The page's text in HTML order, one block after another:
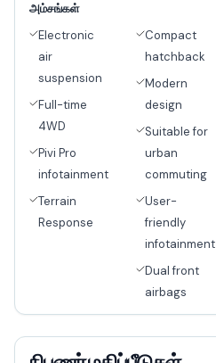
அம்சங்கள்
Electronic
air
suspension
Full-time
4WD
Pivi Pro
infotainment
Terrain
Response
Compact
hatchback
Modern
design
Suitable for
urban
commuting
User-
friendly
infotainment
Dual front
airbags